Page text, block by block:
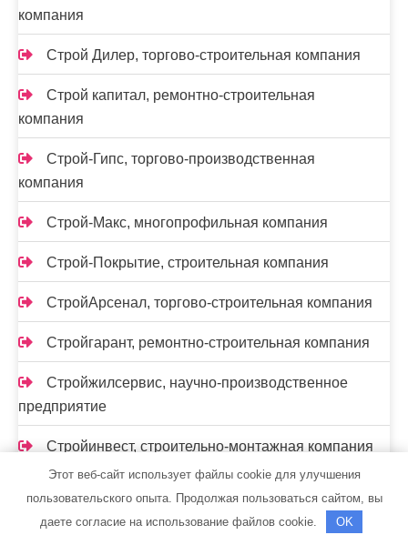
компания
Строй Дилер, торгово-строительная компания
Строй капитал, ремонтно-строительная
компания
Строй-Гипс, торгово-производственная
компания
Строй-Макс, многопрофильная компания
Строй-Покрытие, строительная компания
СтройАрсенал, торгово-строительная компания
Стройгарант, ремонтно-строительная компания
Стройжилсервис, научно-производственное
предприятие
Стройинвест, строительно-монтажная компания
СтройИндустрия, торгово-строительная
Этот веб-сайт использует файлы cookie для улучшения
пользовательского опыта. Продолжая пользоваться сайтом, вы
даете согласие на использование файлов cookie.
OK